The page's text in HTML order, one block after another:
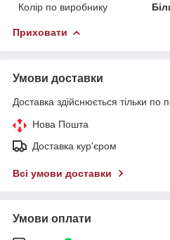
Колір по виробнику
Приховати
Умови доставки
Доставка здійснюється тільки по
Нова Пошта
Доставка кур'єром
Всі умови доставки
Умови оплати